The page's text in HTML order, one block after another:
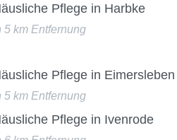
Pflege in Harbke
5 km Entfernung
Pflege in Eimersleben
5 km Entfernung
Pflege in Ivenrode